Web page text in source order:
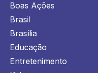
Boas Ações
Brasil
Brasília
Educação
Entretenimento